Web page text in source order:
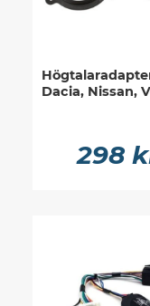
Dacia, Nissan,
298